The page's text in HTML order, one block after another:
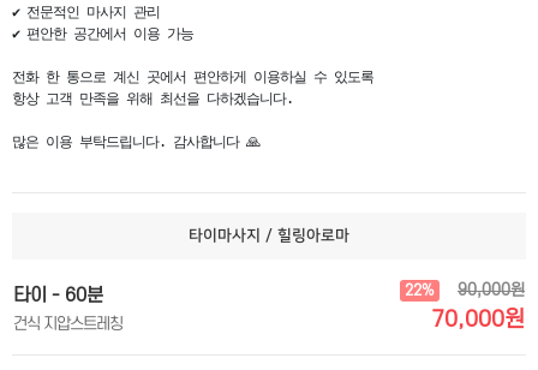
✔ 전문적인 마사지 관리
✔ 편안한 공간에서 이용 가능
전화 한 통으로 계신 곳에서 편안하게 이용하실 수 있도록
항상 고객 만족을 위해 최선을 다하겠습니다.
많은 이용 부탁드립니다. 감사합니다 🙏
타이마사지 / 힐링아로마
타이 - 60분
건식 지압스트레칭
90,000원
22%
70,000원